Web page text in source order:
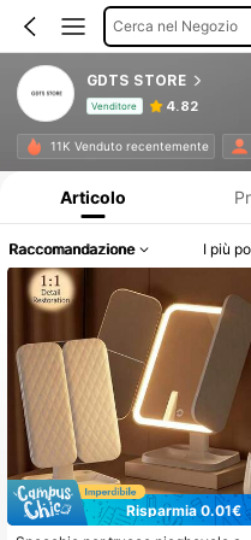
Cerca nel Negozio
GDTS STORE
Venditore 4.82
11K Venduto recentemente
Articolo
Raccomandazione I più
Risparmia 0.01€